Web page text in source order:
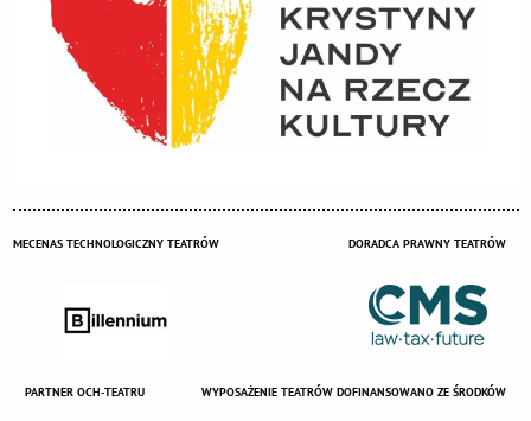
MECENAS TECHNOLOGICZNY TEATRÓW DORADCA PRAWNY TEATRÓW
PARTNER OCH-TEATRU WYPOSAŻENIE TEATRÓW DOFINANSOWANO ZE ŚRODKÓW